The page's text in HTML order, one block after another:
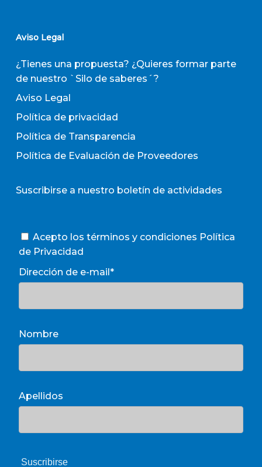
Aviso Legal
¿Tienes una propuesta? ¿Quieres formar parte
de nuestro `Silo de saberes´?
Aviso Legal
Política de privacidad
Política de Transparencia
Política de Evaluación de Proveedores
Suscribirse a nuestro boletín de actividades
Acepto los términos y condiciones Política
de Privacidad
Dirección de e-mail*
Nombre
Apellidos